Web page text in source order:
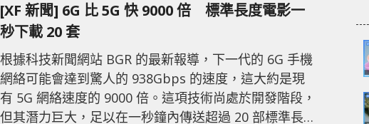
[XF 新聞] 6G 比 5G 快 9000 倍 標準長度電影一
秒下載 20 套
根據科技新聞網站 BGR 的最新報導，下一代的 6G 手機
網絡可能會達到驚人的 938Gbps 的速度，這大約是現
有 5G 網絡速度的 9000 倍。這項技術尚處於開發階段，
但其潛力巨大，足以在一秒鐘內傳送超過 20 部標準長度